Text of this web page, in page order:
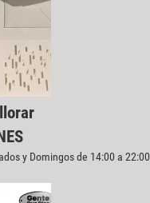
y Domingos de 14:00 a 22:00